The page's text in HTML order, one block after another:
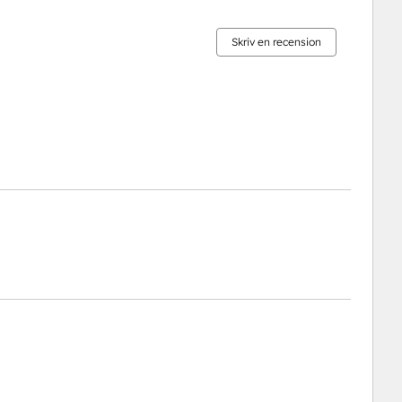
Skriv en recension